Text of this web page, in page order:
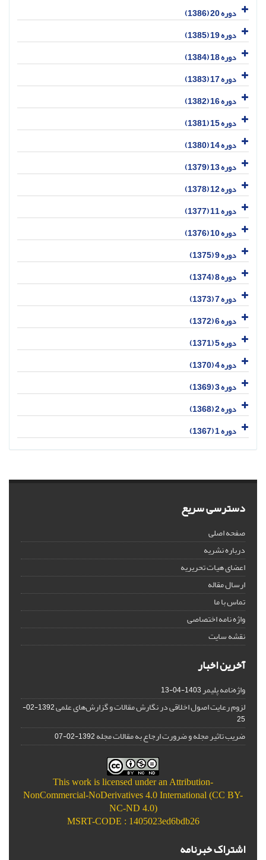
دوره 20 (1386)
دوره 19 (1385)
دوره 18 (1384)
دوره 17 (1383)
دوره 16 (1382)
دوره 15 (1381)
دوره 14 (1380)
دوره 13 (1379)
دوره 12 (1378)
دوره 11 (1377)
دوره 10 (1376)
دوره 9 (1375)
دوره 8 (1374)
دوره 7 (1373)
دوره 6 (1372)
دوره 5 (1371)
دوره 4 (1370)
دوره 3 (1369)
دوره 2 (1368)
دوره 1 (1367)
دسترسی سریع
صفحه اصلی
درباره نشریه
اعضای هیات تحریریه
ارسال مقاله
تماس با ما
واژه نامه اختصاصی
نقشه سایت
آخرین اخبار
واژه‌نامه پلیمر1403-04-13
لزوم رعایت اصول اخلاقی در نگارش مقالات و گزارش‌‌های علمی
1392-02-
25
ضریب تاثیر مجله و ضرورت ارجاع به مقالات مجله1392-02-07
This work is licensed under an Attribution-
NonCommercial-NoDerivatives 4.0 International (CC BY-
NC-ND 4.0)
MSRT-CODE : 1405023ed6bdb26
اشتراک خبرنامه